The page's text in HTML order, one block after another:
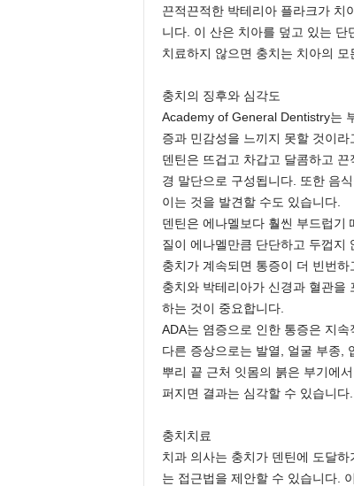
끈적끈적한 박테리아 플라크가 치
니다. 이 산은 치아를 덮고 있는
치료하지 않으면 충치는 치아의 모
충치의 징후와 심각도
Academy of General Dentistry는
증과 민감성을 느끼지 못할 것이라
덴틴은 뜨겁고 차갑고 달콤하고
경 말단으로 구성됩니다. 또한 음
이는 것을 발견할 수도 있습니다.
덴틴은 에나멜보다 훨씬 부드럽기
질이 에나멜만큼 단단하고 두껍지
충치가 계속되면 통증이 더 빈번하
충치와 박테리아가 신경과 혈관을
하는 것이 중요합니다.
ADA는 염증으로 인한 통증은 지
다른 증상으로는 발열, 얼굴 부종,
뿌리 끝 근처 잇몸의 붉은 부기에
퍼지면 결과는 심각할 수 있습니다.
충치치료
치과 의사는 충치가 덴틴에 도달
는 접근법을 제안할 수 있습니다.